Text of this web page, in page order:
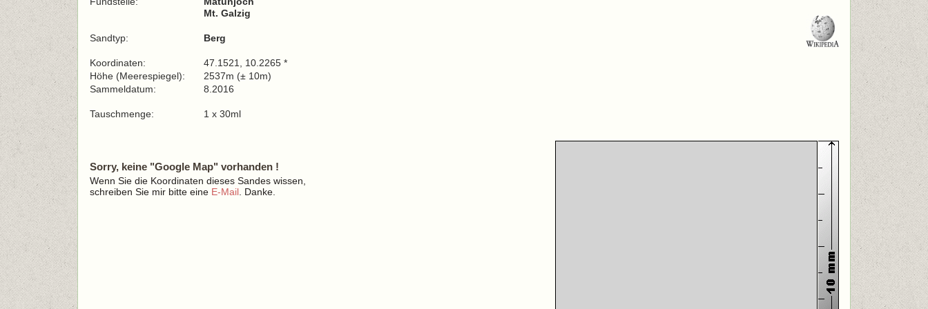
Mt. Galzig
Sandtyp: Berg
Koordinaten:
47.1521, 10.2265 *
Höhe (Meerespiegel):
2537m (± 10m)
Sammeldatum:
8.2016
Tauschmenge: 1 x 30ml
Sorry, keine "Google Map" vorhanden !
Wenn Sie die Koordinaten dieses Sandes wissen,
schreiben Sie mir bitte eine E-Mail . Danke.